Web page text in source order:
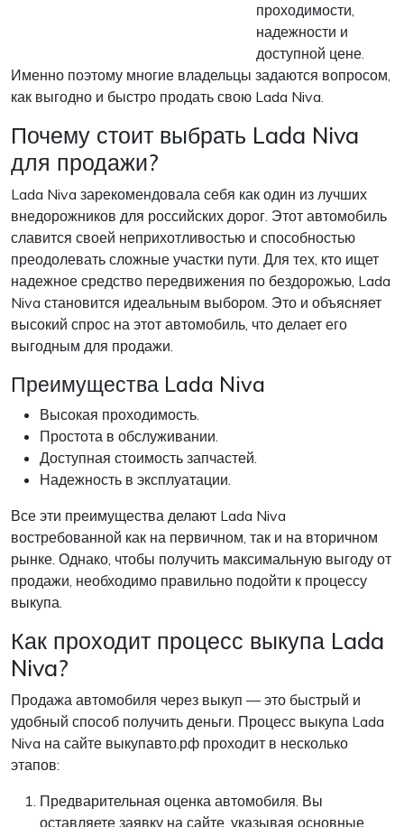
проходимости,
надежности и
доступной цене.
Именно поэтому многие владельцы задаются вопросом,
как выгодно и быстро продать свою Lada Niva.
Почему стоит выбрать Lada Niva
для продажи?
Lada Niva зарекомендовала себя как один из лучших
внедорожников для российских дорог. Этот автомобиль
славится своей неприхотливостью и способностью
преодолевать сложные участки пути. Для тех, кто ищет
надежное средство передвижения по бездорожью, Lada
Niva становится идеальным выбором. Это и объясняет
высокий спрос на этот автомобиль, что делает его
выгодным для продажи.
Преимущества Lada Niva
Высокая проходимость.
Простота в обслуживании.
Доступная стоимость запчастей.
Надежность в эксплуатации.
Все эти преимущества делают Lada Niva
востребованной как на первичном, так и на вторичном
рынке. Однако, чтобы получить максимальную выгоду от
продажи, необходимо правильно подойти к процессу
выкупа.
Как проходит процесс выкупа Lada
Niva?
Продажа автомобиля через выкуп — это быстрый и
удобный способ получить деньги. Процесс выкупа Lada
Niva на сайте выкупавто.рф проходит в несколько
этапов:
Предварительная оценка автомобиля. Вы
оставляете заявку на сайте, указывая основные